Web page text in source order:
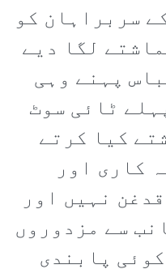
سربراہان کو
لگا دیے
پہنے وہی
ٹائی سوٹ
کیا کرتے
کاری اور
نہیں اور
سے مزدوروں
پابندی